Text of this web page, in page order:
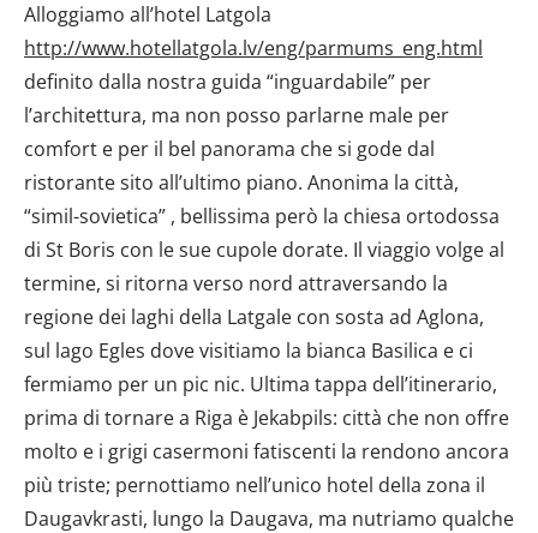
Alloggiamo all’hotel Latgola
http://www.hotellatgola.lv/eng/parmums_eng.html
definito dalla nostra guida “inguardabile” per
l’architettura, ma non posso parlarne male per
comfort e per il bel panorama che si gode dal
ristorante sito all’ultimo piano. Anonima la città,
“simil-sovietica” , bellissima però la chiesa ortodossa
di St Boris con le sue cupole dorate. Il viaggio volge al
termine, si ritorna verso nord attraversando la
regione dei laghi della Latgale con sosta ad Aglona,
sul lago Egles dove visitiamo la bianca Basilica e ci
fermiamo per un pic nic. Ultima tappa dell’itinerario,
prima di tornare a Riga è Jekabpils: città che non offre
molto e i grigi casermoni fatiscenti la rendono ancora
più triste; pernottiamo nell’unico hotel della zona il
Daugavkrasti, lungo la Daugava, ma nutriamo qualche